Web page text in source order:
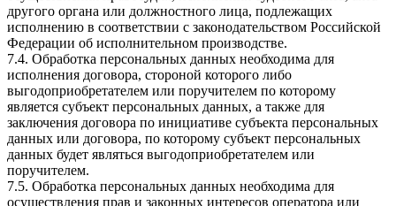
другого органа или должностного лица, подлежащих
исполнению в соответствии с законодательством Российской
Федерации об исполнительном производстве.
7.4. Обработка персональных данных необходима для
исполнения договора, стороной которого либо
выгодоприобретателем или поручителем по которому
является субъект персональных данных, а также для
заключения договора по инициативе субъекта персональных
данных или договора, по которому субъект персональных
данных будет являться выгодоприобретателем или
поручителем.
7.5. Обработка персональных данных необходима для
осуществления прав и законных интересов оператора или